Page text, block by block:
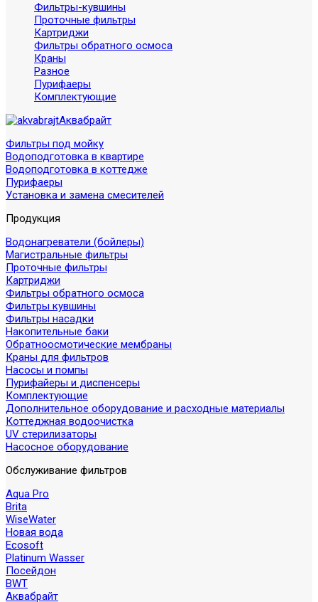
Фильтры-кувшины
Проточные фильтры
Картриджи
Фильтры обратного осмоса
Краны
Разное
Пурифаеры
Комплектующие
Аквабрайт
Фильтры под мойку
Водоподготовка в квартире
Водоподготовка в коттедже
Пурифаеры
Установка и замена смесителей
Продукция
Водонагреватели (бойлеры)
Магистральные фильтры
Проточные фильтры
Картриджи
Фильтры обратного осмоса
Фильтры кувшины
Фильтры насадки
Накопительные баки
Обратноосмотические мембраны
Краны для фильтров
Насосы и помпы
Пурифайеры и диспенсеры
Комплектующие
Дополнительное оборудование и расходные материалы
Коттеджная водоочистка
UV стерилизаторы
Насосное оборудование
Обслуживание фильтров
Aqua Pro
Brita
WiseWater
Новая вода
Ecosoft
Platinum Wasser
Посейдон
BWT
Аквабрайт